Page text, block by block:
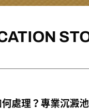
處理？專業沉澱